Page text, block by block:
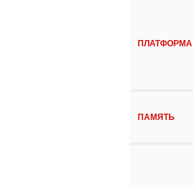
ПЛАТФОРМА
ПАМЯТЬ